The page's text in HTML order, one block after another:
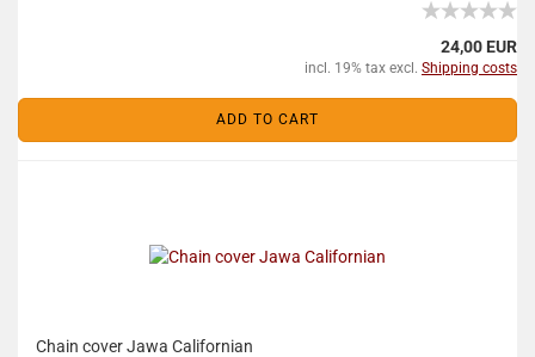
24,00 EUR
incl. 19% tax excl. Shipping costs
ADD TO CART
Chain cover Jawa Californian